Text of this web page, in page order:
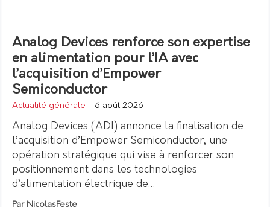
Analog Devices renforce son expertise
en alimentation pour l’IA avec
l’acquisition d’Empower
Semiconductor
Actualité générale 6 août 2026
Analog Devices (ADI) annonce la finalisation de
l’acquisition d’Empower Semiconductor, une
opération stratégique qui vise à renforcer son
positionnement dans les technologies
d’alimentation électrique de…
Par NicolasFeste